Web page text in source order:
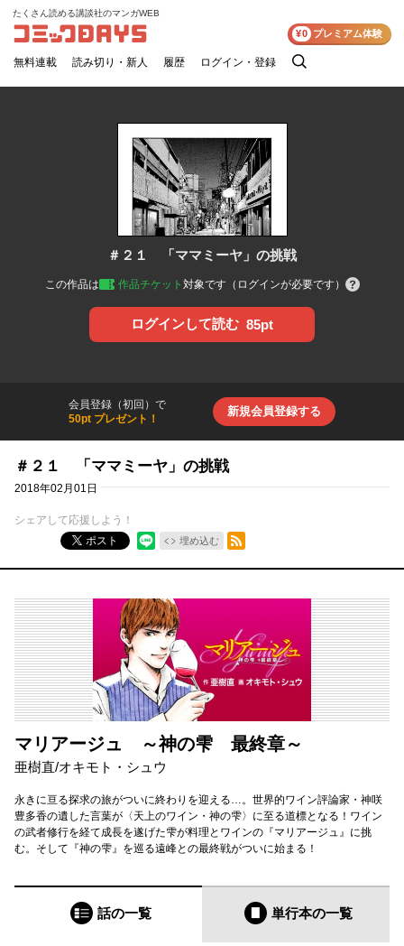
コミックDAYS
たくさん読める講談社のマンガWEB
無料連載 読み切り・新人 履歴 ログイン・登録
検
¥0 プレミアム体験
＃２１ 「ママミーヤ」の挑戦
この作品は 作品チケット 対象です（ログインが必要です）
ログインして読む 85pt
会員登録（初回）で
50pt プレゼント！
新規会員登録する
＃２１ 「ママミーヤ」の挑戦
2018年02月01日
シェアして応援しよう！
ポスト
埋め込む
RSSフィード
マリアージュ ～神の雫 最終章～
亜樹直/オキモト・シュウ
永きに亘る探求の旅がついに終わりを迎える…。世界的ワイン評論家・神咲
豊多香の遺した言葉が〈天上のワイン・神の雫〉に至る道標となる！ワイン
の武者修行を経て成長を遂げた雫が料理とワインの『マリアージュ』に挑
む。そして『神の雫』を巡る遠峰との最終戦がついに始まる！
話の一覧 単行本の一覧